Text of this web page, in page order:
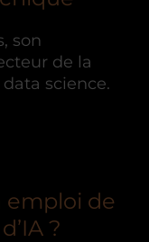
son
de la
science.
de
?